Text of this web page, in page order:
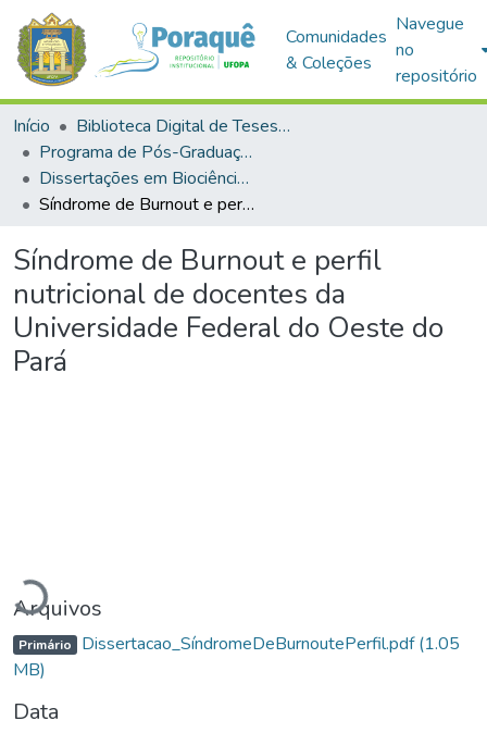
Comunidades
& Coleções
Navegue
no
repositório
Início
Biblioteca Digital de Teses e Dissertações (BDTD)
Programa de Pós-Graduação em Biociências (PPGBIO)
Dissertações em Biociências (Mestrado)
Síndrome de Burnout e perfil nutricional de docentes da Universidade Federal do Oeste do Pará
Síndrome de Burnout e perfil
nutricional de docentes da
Universidade Federal do Oeste do
Pará
Carregando...
Arquivos
Primário Dissertacao_SíndromeDeBurnoutePerfil.pdf(1.05
MB)
Data